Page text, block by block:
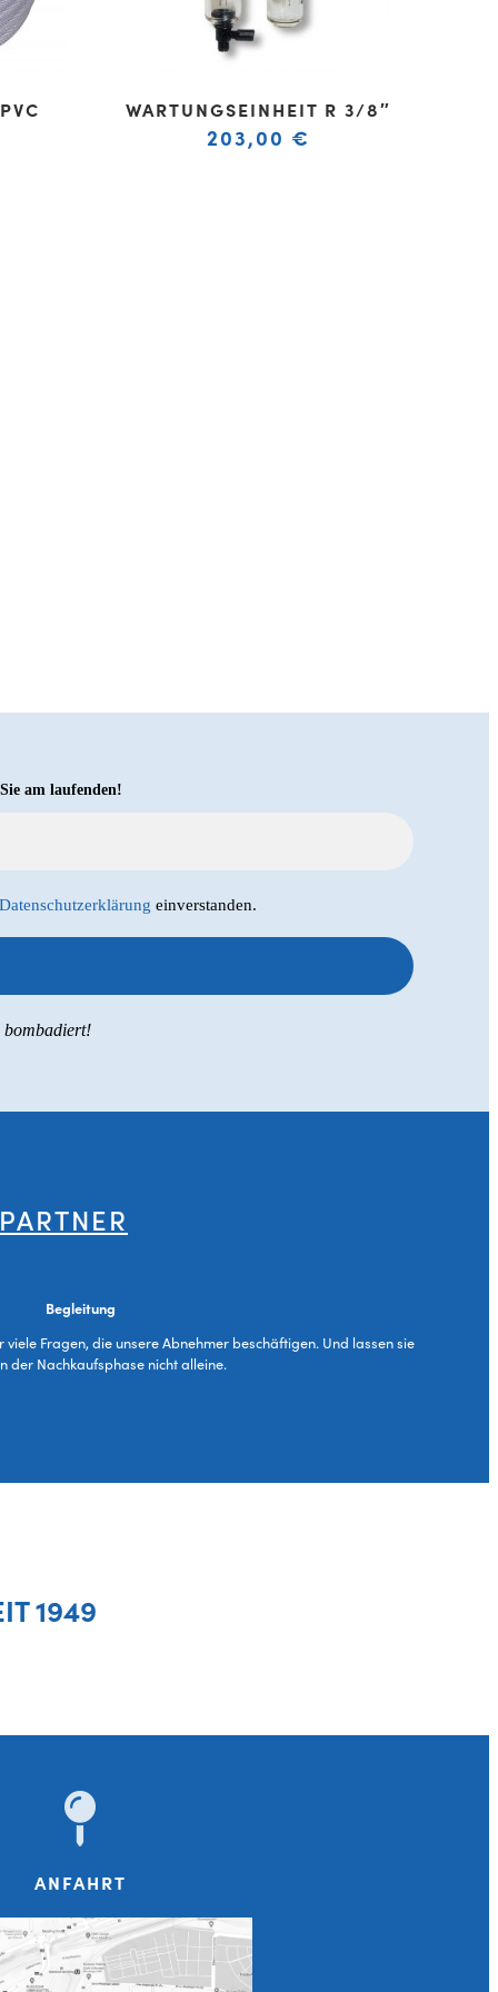
WARTUNGSEINHEIT R 3/8″
203,00 €
am laufenden!
einverstanden.
bombadiert!
Begleitung
viele Fragen, die unsere Abnehmer beschäftigen. Und lassen sie
der Nachkaufsphase nicht alleine.
1949
ANFAHRT